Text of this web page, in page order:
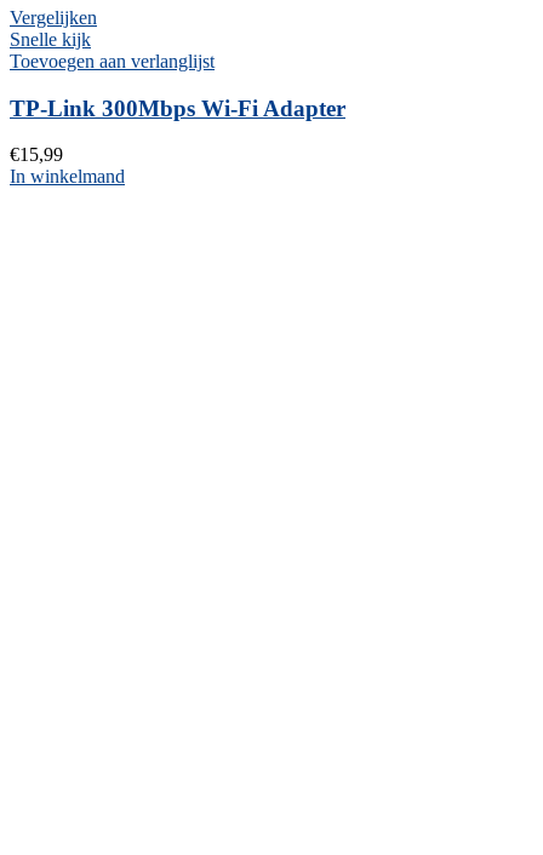
Vergelijken
Snelle kijk
Toevoegen aan verlanglijst
TP-Link 300Mbps Wi-Fi Adapter
€15,99
In winkelmand